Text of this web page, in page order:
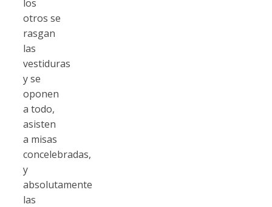
los
otros se
rasgan
las
vestiduras
y se
oponen
a todo,
asisten
a misas
concelebradas,
y
absolutamente
las